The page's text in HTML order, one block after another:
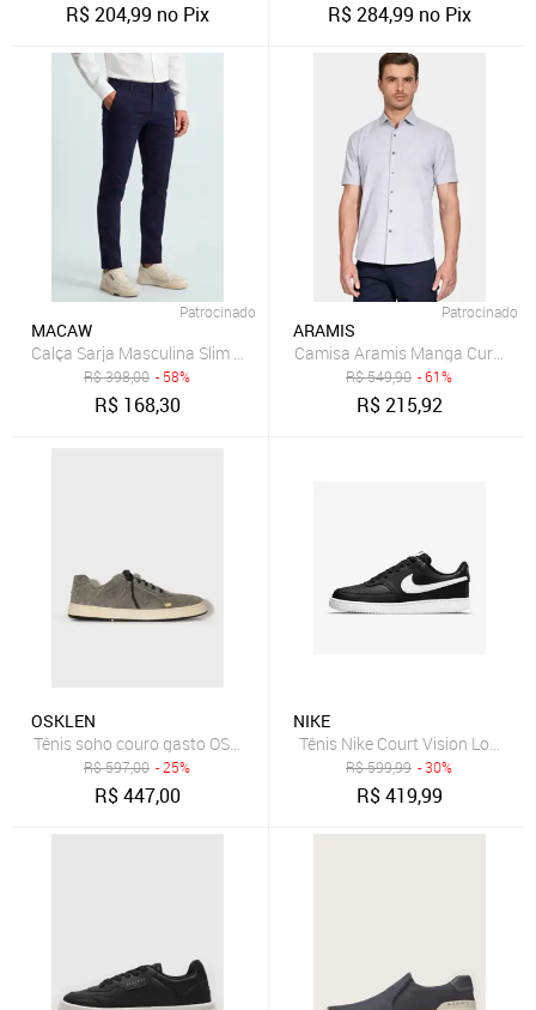
R$204,99 no Pix R$284,99 no Pix
Patrocinado
MACAW
R$398,00 - 58%
R$ 168,30
Patrocinado
ARAMIS
Camisa Aramis Manga Curta
R$549,90 - 61%
R$215,92
OSKLEN
Tênis soho couro gasto OSKLEN
R$597,00 - 25%
R$447,00
NIKE
Tênis Nike Court Vision Low
R$599,99 - 30%
R$419,99